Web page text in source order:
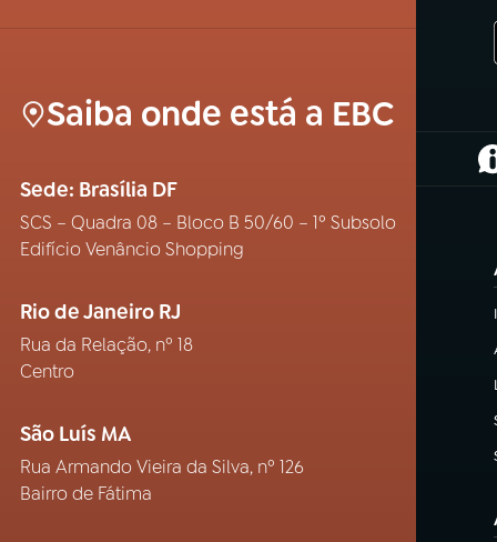
Saiba onde está a EBC
Sede: Brasília DF
SCS – Quadra 08 – Bloco B 50/60 – 1º Subsolo
Edifício Venâncio Shopping
Rio de Janeiro RJ
Rua da Relação, nº 18
Centro
São Luís MA
Rua Armando Vieira da Silva, nº 126
Bairro de Fátima